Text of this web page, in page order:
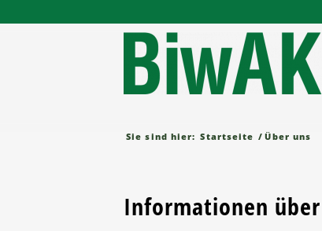
Sie sind hier: Startseite / Über uns
Informationen über